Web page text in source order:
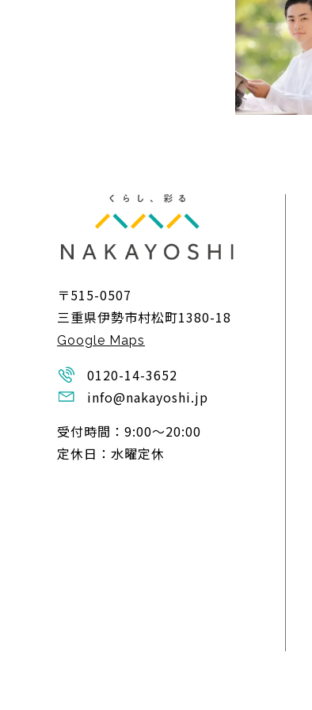
〒515-0507
三重県伊勢市村松町1380-18
Google Maps
0120-14-3652
info@nakayoshi.jp
受付時間：9:00〜20:00
定休日：水曜定休